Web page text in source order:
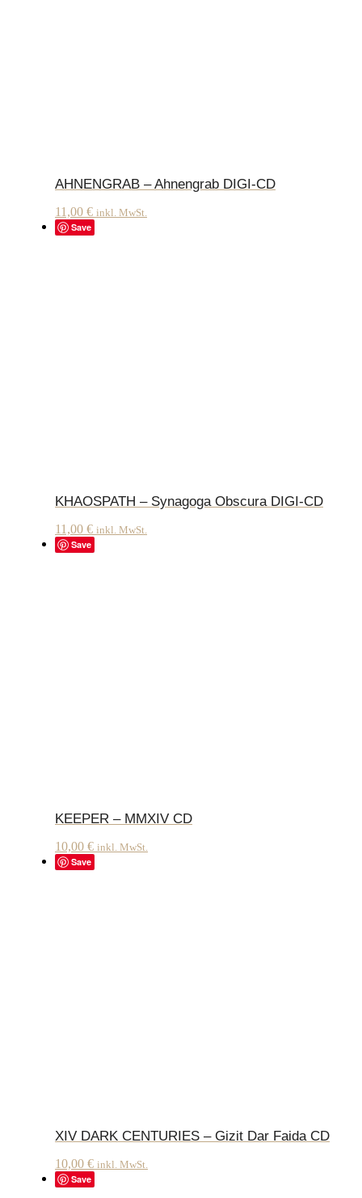
AHNENGRAB – Ahnengrab DIGI-CD
11,00 € inkl. MwSt.
Save
KHAOSPATH – Synagoga Obscura DIGI-CD
11,00 € inkl. MwSt.
Save
KEEPER – MMXIV CD
10,00 € inkl. MwSt.
Save
XIV DARK CENTURIES – Gizit Dar Faida CD
10,00 € inkl. MwSt.
Save